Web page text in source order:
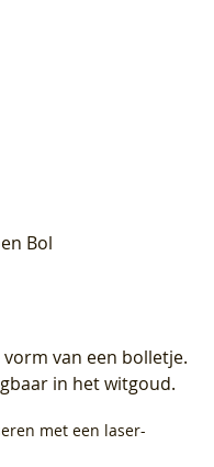
Bol
van een bolletje.
in het witgoud.
met een laser-